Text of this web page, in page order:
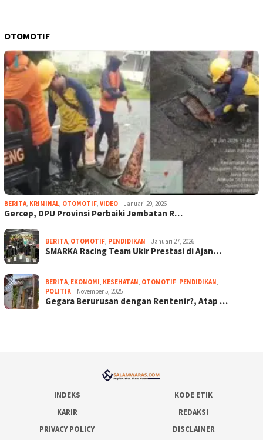
OTOMOTIF
BERITA, KRIMINAL, OTOMOTIF, VIDEO Januari 29, 2026
Gercep, DPU Provinsi Perbaiki Jembatan R…
BERITA, OTOMOTIF, PENDIDIKAN Januari 27, 2026
SMARKA Racing Team Ukir Prestasi di Ajan…
BERITA, EKONOMI, KESEHATAN, OTOMOTIF, PENDIDIKAN,
POLITIK
November 5, 2025
Gegara Berurusan dengan Rentenir?, Atap …
INDEKS
KODE ETIK
KARIR
REDAKSI
PRIVACY POLICY
DISCLAIMER